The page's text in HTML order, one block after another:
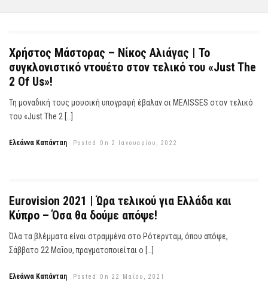
Χρήστος Μάστορας – Νίκος Αλιάγας | Το
συγκλονιστικό ντουέτο στον τελικό του «Just The
2 Of Us»!
Τη μοναδική τους μουσική υπογραφή έβαλαν οι MEΛISSES στον τελικό
του «Just The 2 […]
Ελεάννα Καπάνταη Posted On 2 Ιανουαρίου, 2022
Eurovision 2021 | Ώρα τελικού για Ελλάδα και
Κύπρο – Όσα θα δούμε απόψε!
Όλα τα βλέμματα είναι στραμμένα στο Ρότερνταμ, όπου απόψε,
Σάββατο 22 Μαΐου, πραγματοποιείται ο […]
Ελεάννα Καπάνταη Posted On 22 Μαΐου, 2021